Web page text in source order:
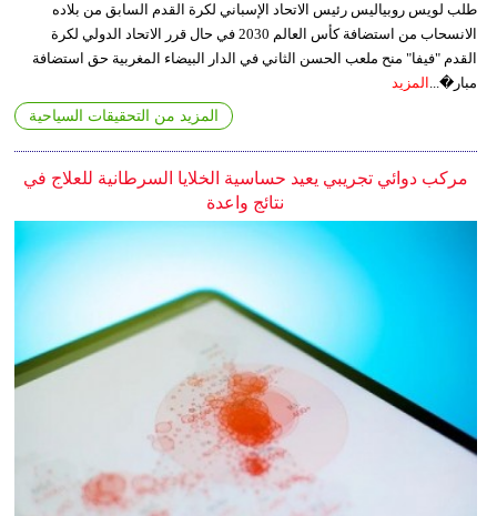
طلب لويس روبياليس رئيس الاتحاد الإسباني لكرة القدم السابق من بلاده
الانسحاب من استضافة كأس العالم 2030 في حال قرر الاتحاد الدولي لكرة
القدم "فيفا" منح ملعب الحسن الثاني في الدار البيضاء المغربية حق استضافة
مبار�... المزيد
المزيد من التحقيقات السياحية
مركب دوائي تجريبي يعيد حساسية الخلايا السرطانية للعلاج في
نتائج واعدة